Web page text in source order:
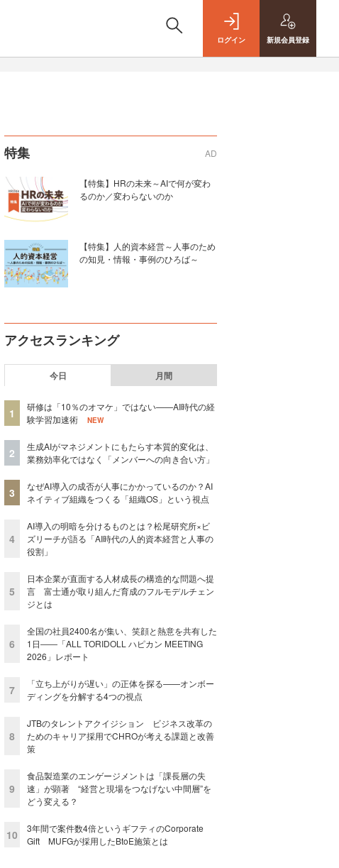
ログイン 新規会員登録
特集 AD
【特集】HRの未来～AIで何が変わ
るのか／変わらないのか
【特集】人的資本経営～人事のため
の知見・情報・事例のひろば～
アクセスランキング
今日 月間
1
研修は「10％のオマケ」ではない——AI時代の経
験学習加速術
NEW
2
生成AIがマネジメントにもたらす本質的変化は、
業務効率化ではなく「メンバーへの向き合い方」
3
なぜAI導入の成否が人事にかかっているのか？AI
ネイティブ組織をつくる「組織OS」という視点
4
AI導入の明暗を分けるものとは？松尾研究所×ビ
ズリーチが語る「AI時代の人的資本経営と人事の
役割」
5
日本企業が直面する人材成長の構造的な問題へ提
言 富士通が取り組んだ育成のフルモデルチェン
ジとは
6
全国の社員2400名が集い、笑顔と熱意を共有した
1日――「ALL TORIDOLL ハピカン MEETING
2026」レポート
7
「立ち上がりが遅い」の正体を探る——オンボー
ディングを分解する4つの視点
8
JTBのタレントアクイジション ビジネス改革の
ためのキャリア採用でCHROが考える課題と改善
策
9
食品製造業のエンゲージメントは「課長層の失
速」が顕著 “経営と現場をつなげない中間層”を
どう変える？
10
3年間で案件数4倍というギフティのCorporate
Gift MUFGが採用したBtoE施策とは